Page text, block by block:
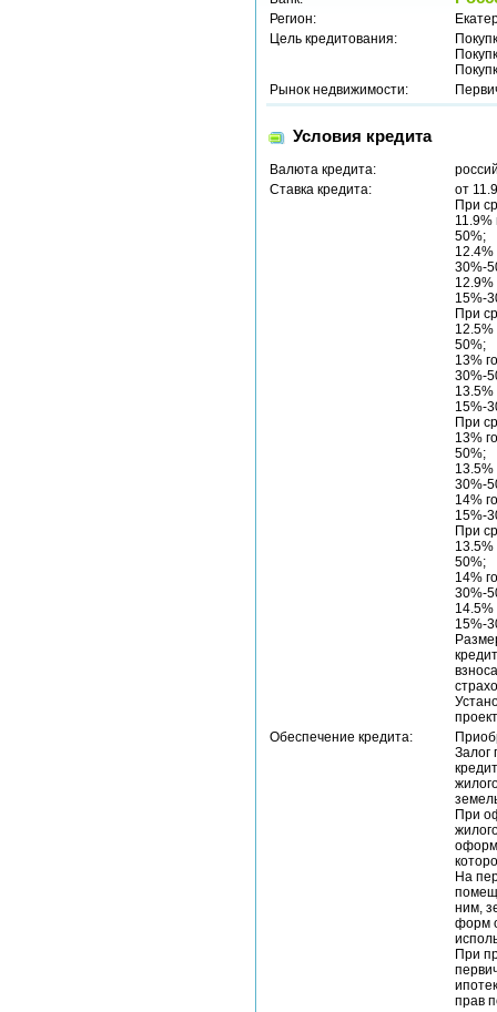
Регион:
Цель кредитования:
Рынок недвижимости:
Условия кредита
Валюта кредита:
Ставка кредита:
от
При
11.9%
50%;
12.4%
30%-
12.9%
15%-
При
12.5%
50%;
13%
30%-
13.5%
15%-
При
13%
50%;
13.5%
30%-
14%
15%-
При
13.5%
50%;
14%
30%-
14.5%
15%-
Обеспечение кредита:
Залог
При
На
ним,
форм
При
прав